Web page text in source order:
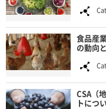
食品産
の動向
CSA（
トにつ